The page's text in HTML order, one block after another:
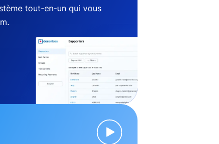
tout-en-un qui vous